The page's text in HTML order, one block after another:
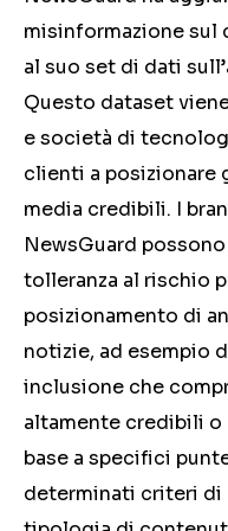
misinformazione sul
al suo set di dati
Questo dataset
e società di
clienti a posizionare
media credibili. I
NewsGuard
tolleranza al rischio
posizionamento di
notizie, ad esempio
inclusione che
altamente credibili
base a specifici
determinati criteri di